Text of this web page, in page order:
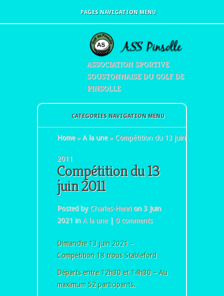
PAGES NAVIGATION MENU
ASSOCIATION SPORTIVE
SOUSTONNAISE DU GOLF DE
PINSOLLE
CATEGORIES NAVIGATION MENU
Home » A la une » Compétition du 13 juin
2011
Compétition du 13
juin 2011
Posted byCharles-Henrion 3 Juin
2021 inA la une| 0 comments
Dimanche 13 juin 2021 –
Compétition 18 trous Stableford
Départs entre 12h30 et 14h30 – Au
maximum 52 participants.